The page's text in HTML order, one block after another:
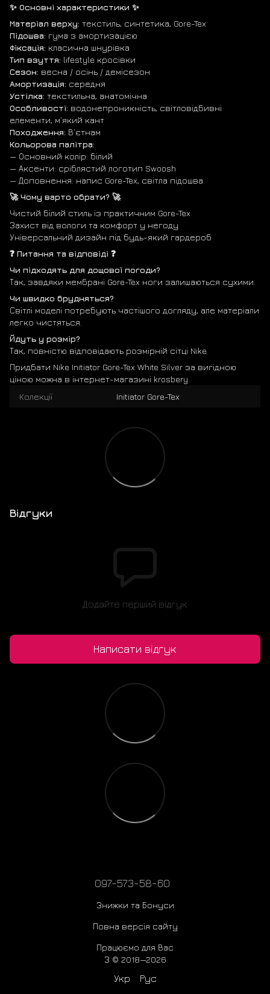
✨ Основні характеристики ✨
Матеріал верху: текстиль, синтетика, Gore-Tex
Підошва: гума з амортизацією
Фіксація: класична шнурівка
Тип взуття: lifestyle кросівки
Сезон: весна / осінь / демісезон
Амортизація: середня
Устілка: текстильна, анатомічна
Особливості: водонепроникність, світловідбивні
елементи, м’який кант
Походження: В’єтнам
Кольорова палітра:
— Основний колір: білий
— Аксенти: сріблястий логотип Swoosh
— Доповнення: напис Gore-Tex, світла підошва
🚀 Чому варто обрати? 🚀
Чистий білий стиль із практичним Gore-Tex
Захист від вологи та комфорт у негоду
Універсальний дизайн під будь-який гардероб
❓ Питання та відповіді ❓
Чи підходять для дощової погоди?
Так, завдяки мембрані Gore-Tex ноги залишаються сухими.
Чи швидко брудняться?
Світлі моделі потребують частішого догляду, але матеріали
легко чистяться.
Йдуть у розмір?
Так, повністю відповідають розмірній сітці Nike.
Придбати Nike Initiator Gore-Tex White Silver за вигідною
ціною можна в інтернет-магазині krosbery.
Колекції
Initiator Gore-Tex
Відгуки
Додайте перший відгук
Написати відгук
097-573-58-60
Знижки та Бонуси
Повна версія сайту
Працюємо для Вас
З © 2018—2026
Укр Рус